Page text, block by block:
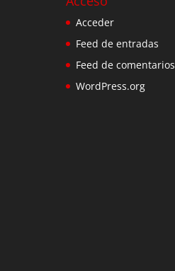
Acceder
Feed de entradas
Feed de comentarios
WordPress.org